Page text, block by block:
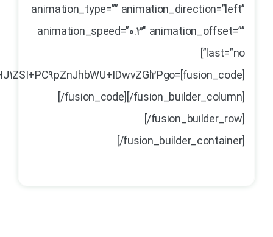
animation_type=”” animation_direction=”left”
animation_speed=”0.3″ animation_offset=””
last=”no”]
[/fusion_code][/fusion_builder_column]
[/fusion_builder_row]
[/fusion_builder_container]